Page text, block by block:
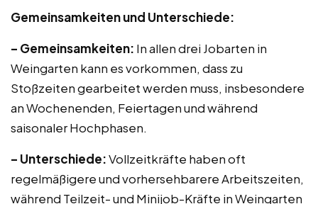
Gemeinsamkeiten und Unterschiede:
– Gemeinsamkeiten: In allen drei Jobarten in
Weingarten kann es vorkommen, dass zu
Stoßzeiten gearbeitet werden muss, insbesondere
an Wochenenden, Feiertagen und während
saisonaler Hochphasen.
– Unterschiede:Vollzeitkräfte haben oft
regelmäßigere und vorhersehbarere Arbeitszeiten,
während Teilzeit- und Minijob-Kräfte in Weingarten